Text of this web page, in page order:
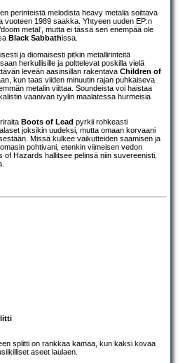
perinteistä melodista heavy metalia soittava
vuoteen 1989 saakka. Yhtyeen uuden EP:n
metal’, mutta ei tässä sen enempää ole
Black Sabbathissa.
ja diomaisesti pitkin metallirinteitä
herkullisille ja polttelevat poskilla vielä
leveän aasinsillan rakentava Children of
kun taas viiden minuutin rajan puhkaiseva
metalin viittaa. Soundeista voi haistaa
vaanivan tyylin maalatessa hurmeisia
Boots of Lead pyrkii rohkeasti
joksikin uudeksi, mutta omaan korvaani
Missä kulkee vaikutteiden saamisen ja
pohtivani, etenkin viimeisen vedon
Hazards hallitsee pelinsä niin suvereenisti,
splitti on rankkaa kamaa, kun kaksi kovaa
aseet laulaen.